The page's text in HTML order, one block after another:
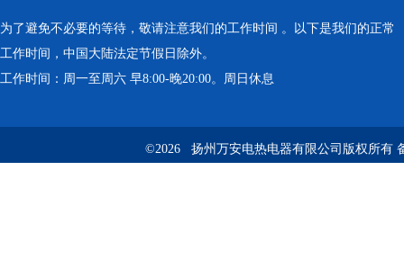
为了避免不必要的等待，敬请注意我们的工作时间 。以下是我们的正常
工作时间，中国大陆法定节假日除外。
工作时间：周一至周六 早8:00-晚20:00。周日休息
©2026 扬州万安电热电器有限公司版权所有